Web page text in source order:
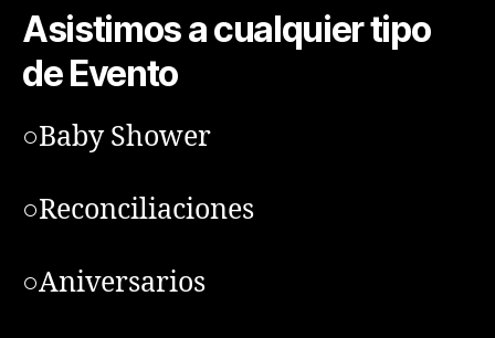
Asistimos a cualquier tipo
de Evento
○Baby Shower
○Reconciliaciones
○Aniversarios